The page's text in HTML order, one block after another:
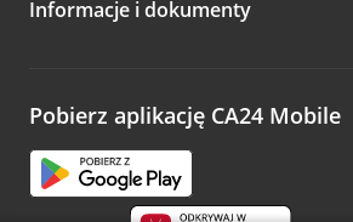
Zachęcamy do podzielenia się z nami
opinie.
Informacje i dokumenty
Pobierz aplikację CA24 Mobile